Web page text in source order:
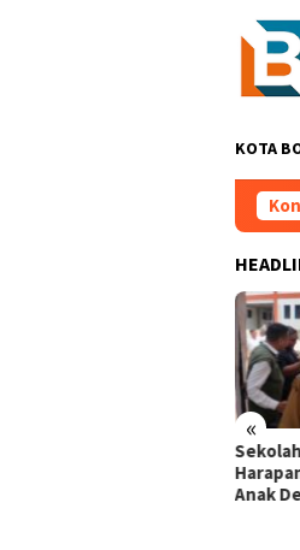
KOTA
«
Anak